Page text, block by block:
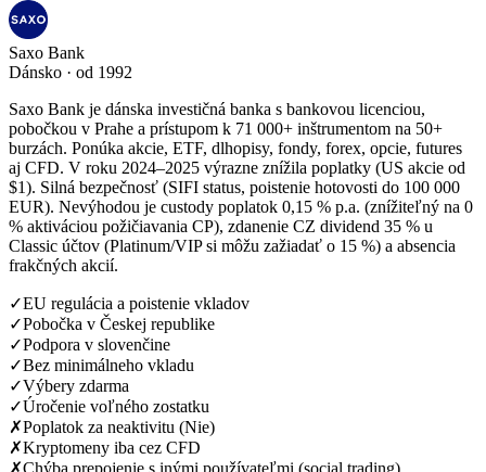
Saxo Bank
Dánsko · od 1992
Saxo Bank je dánska investičná banka s bankovou licenciou,
pobočkou v Prahe a prístupom k 71 000+ inštrumentom na 50+
burzách. Ponúka akcie, ETF, dlhopisy, fondy, forex, opcie, futures
aj CFD. V roku 2024–2025 výrazne znížila poplatky (US akcie od
$1). Silná bezpečnosť (SIFI status, poistenie hotovosti do 100 000
EUR). Nevýhodou je custody poplatok 0,15 % p.a. (znížiteľný na 0
% aktiváciou požičiavania CP), zdanenie CZ dividend 35 % u
Classic účtov (Platinum/VIP si môžu zažiadať o 15 %) a absencia
frakčných akcií.
✓EU regulácia a poistenie vkladov
✓Pobočka v Českej republike
✓Podpora v slovenčine
✓Bez minimálneho vkladu
✓Výbery zdarma
✓Úročenie voľného zostatku
✗Poplatok za neaktivitu (Nie)
✗Kryptomeny iba cez CFD
✗Chýba prepojenie s inými používateľmi (social trading)